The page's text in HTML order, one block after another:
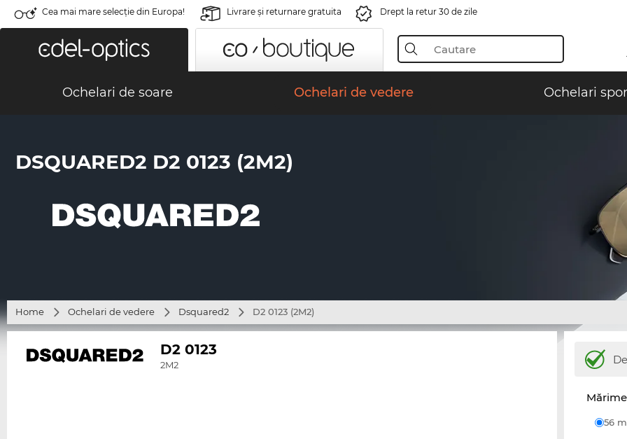
Cea mai mare selecție din Europa! Livrare şi returnare gratuita Drept la retur 30 de zile
Ochelari de soare Ochelari de vedere Ochelari
DSQUARED2 D2 0123 (2M2)
Home Ochelari de vedere Dsquared2 D2 0123 (2M2)
D2 0123
2M2
56